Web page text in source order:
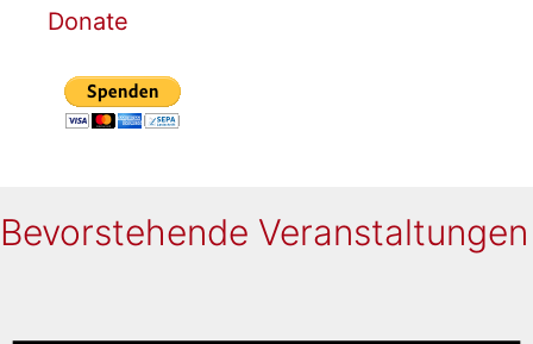
Donate
Bevorstehende Veranstaltungen